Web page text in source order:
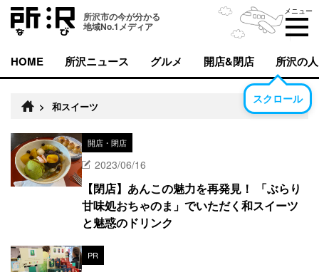
所沢市の今が分かる
地域No.1メディア
メニュー
HOME 所沢ニュース グルメ 開店&閉店 所沢の人
スクロール
> 和スイーツ
開店・閉店
2023/06/16
【閉店】あんこの魅力を再発見！ 「ぶらり
甘味処おちゃのま」でいただく和スイーツ
と魅惑のドリンク
PR